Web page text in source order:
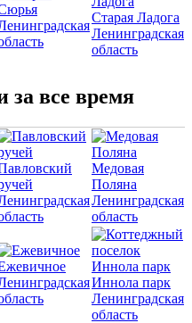
Старая Ладога
Ленинградская
область
за все время
Медовая
Поляна
Ленинградская
область
Иннола парк
Ленинградская
область